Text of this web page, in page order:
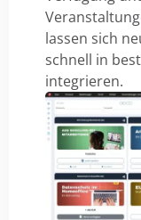
lassen sich
schnell in
integrieren.